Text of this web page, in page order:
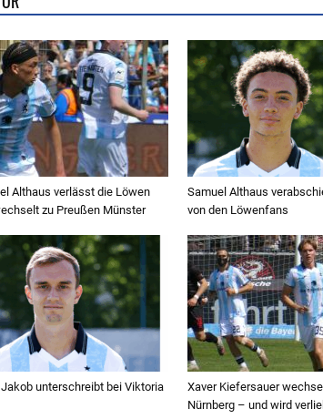
Althaus verlässt die Löwen
zu Preußen Münster
Samuel Althaus
von den Löwenfans
unterschreibt bei Viktoria
Xaver Kiefersauer
Nürnberg – und wird